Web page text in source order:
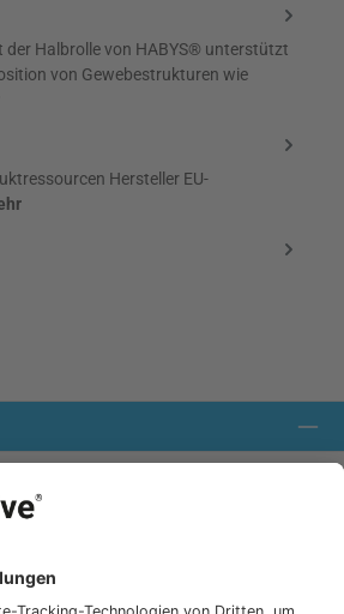
der Halbrolle von HABYS® unterstützt
von Gewebestrukturen wie
Hersteller EU-